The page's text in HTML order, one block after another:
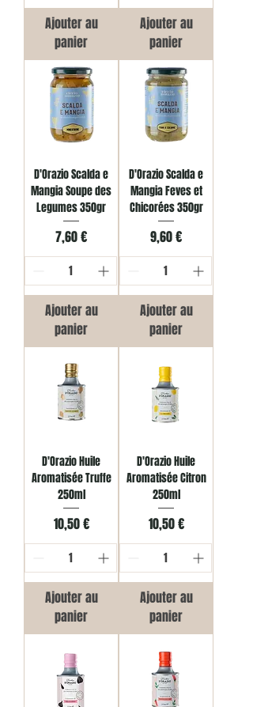
Ajouter au
panier
Ajouter au
panier
D'Orazio Scalda e
Mangia Soupe des
Legumes 350gr
Prix
7,60 €
Ajouter au
panier
D'Orazio Scalda e
Mangia Feves et
Chicorées 350gr
Prix
9,60 €
Ajouter au
panier
D'Orazio Huile
Aromatisée Truffe
250ml
Prix
10,50 €
Ajouter au
panier
D'Orazio Huile
Aromatisée Citron
250ml
Prix
10,50 €
Ajouter au
panier